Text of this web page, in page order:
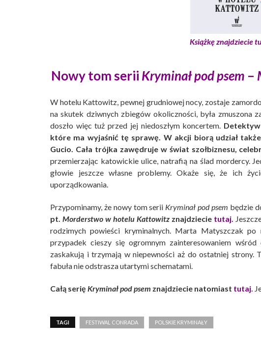
Książkę znajdziecie
Nowy tom serii Kryminał pod psem –
W hotelu Kattowitz, pewnej grudniowej nocy, zostaje
na skutek dziwnych zbiegów okoliczności, była zmuszona
doszło więc tuż przed jej niedoszłym koncertem. Detektyw
które ma wyjaśnić tę sprawę. W akcji biorą udział
Gucio. Cała trójka zawędruje w świat szołbiznesu,
przemierzając katowickie ulice, natrafią na ślad mordercy.
głowie jeszcze własne problemy. Okaże się, że ich
uporządkowania.
Przypominamy, że nowy tom serii Kryminał pod psem będzie
pt. Morderstwo w hotelu Kattowitz znajdziecie tutaj.
rodzimych powieści kryminalnych. Marta Matyszczak
przypadek cieszy się ogromnym zainteresowaniem
zaskakują i trzymają w niepewności aż do ostatniej strony.
fabuła nie odstrasza utartymi schematami.
Całą serię Kryminał pod psem znajdziecie natomiast tutaj.
TAGI FESTIWAL CONRADA POLSKIE KRYMINAŁY